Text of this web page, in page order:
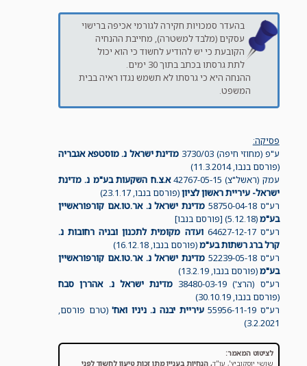
בהעדר סמכויות חקירה לגורמי אכיפה ברישוי
עסקים (מלבד למשטרה), מחייבת ההנחיה
הקובעת כי יש להודיע לחשוד כי הוא יכול
לתת גרסתו בכתב בתוך 30 ימים.
ההנחה היא כי גרסתו לא תשמש נגדו ראיה בבית
המשפט.
פסיקה:
ע"פ (מחוזי חיפה) 3730/03
מדינת ישראל נ. מוסטפא אגבריה
(פורסם בנבו, 11.3.2014)
עמק (ראשל"צ) 42767-05-15
א.צ.ח השקעות בע"מ נ. מדינת
ישראל- עיריית ראשון לציון(פורסם בנבו, 23.1.17)
רע"ס 58750-04-18
מדינת ישראל נ. אר.טו.אם קורפוראשיין
בע"מ(5.12.18) [פורסם בנבו]
רע"ס 64627-12-17
ועדה מקומית לתכנון ובניה רחובות נ.
קרל ברג רשתות בע"מ(פורסם בנבו, 16.12.18)
רע"ס 52239-05-18
מדינת ישראל נ. אר.טו.אם קורפוראשיין
בע"מ(פורסם בנבו, 13.2.19)
רע"ס (הרצ') 38480-03-19
מדינת ישראל נ. אהררן סבח
(פורסם בנבו, 30.10.19)
רע"ס 55956-11-19
עיריית יבנה נ. ניניו ואח'(טרם פורסם,
3.2.2021)
לציטוט המאמר:
שושי יוסקוביץ', עו"ד, הנחיות בעניין מתן זכות טיעון לחשוד לפני